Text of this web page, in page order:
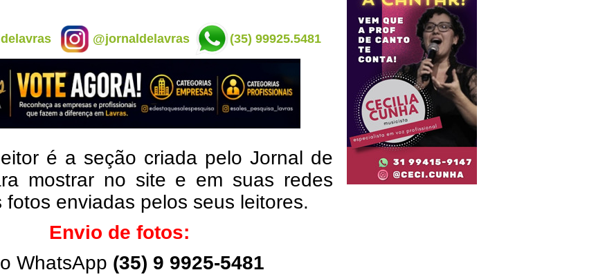
@jornaldelavras (35) 99925.5481
é a seção criada pelo Jornal de
mostrar no site e em suas redes
fotos enviadas pelos seus leitores.
Envio de fotos:
WhatsApp (35) 9 9925-5481